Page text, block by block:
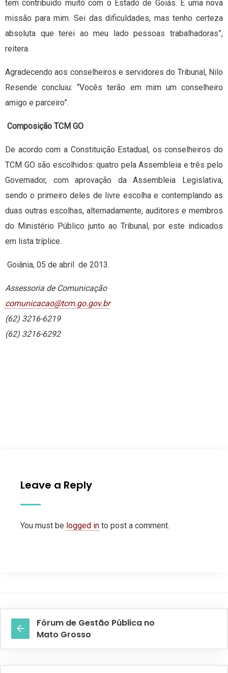
tem contribuído muito com o Estado de Goiás. É uma nova
missão para mim. Sei das dificuldades, mas tenho certeza
absoluta que terei ao meu lado pessoas trabalhadoras”,
reitera.
Agradecendo aos conselheiros e servidores do Tribunal, Nilo
Resende concluiu: “Vocês terão em mim um conselheiro
amigo e parceiro”.
Composição TCM GO
De acordo com a Constituição Estadual, os conselheiros do
TCM GO são escolhidos: quatro pela Assembleia e três pelo
Governador, com aprovação da Assembleia Legislativa,
sendo o primeiro deles de livre escolha e contemplando as
duas outras escolhas, alternadamente, auditores e membros
do Ministério Público junto ao Tribunal, por este indicados
em lista tríplice.
Goiânia, 05 de abril de 2013.
Assessoria de Comunicação
comunicacao@tcm.go.gov.br
(62) 3216-6219
(62) 3216-6292
Leave a Reply
You must be logged in to post a comment.
Fórum de Gestão Pública no
Mato Grosso